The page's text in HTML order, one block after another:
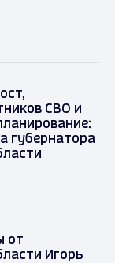
СВО и
губернатора
от
Игорь